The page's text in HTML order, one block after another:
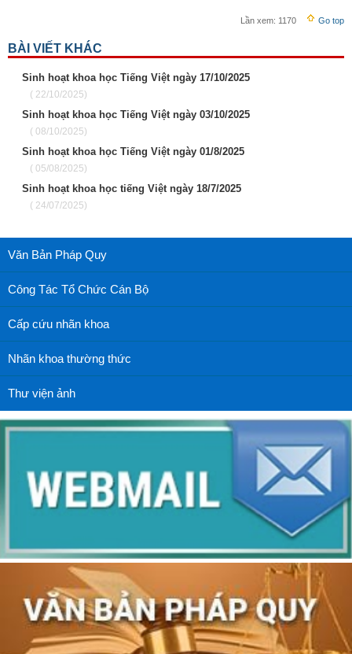
Lần xem: 1170 Go top
BÀI VIẾT KHÁC
Sinh hoạt khoa học Tiếng Việt ngày 17/10/2025
( 22/10/2025)
Sinh hoạt khoa học Tiếng Việt ngày 03/10/2025
( 08/10/2025)
Sinh hoạt khoa học Tiếng Việt ngày 01/8/2025
( 05/08/2025)
Sinh hoạt khoa học tiếng Việt ngày 18/7/2025
( 24/07/2025)
Văn Bản Pháp Quy
Công Tác Tổ Chức Cán Bộ
Cấp cứu nhãn khoa
Nhãn khoa thường thức
Thư viện ảnh